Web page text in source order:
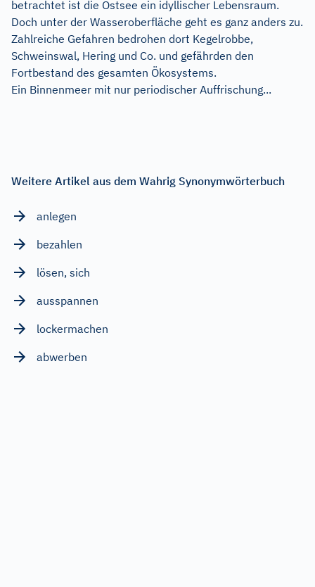
betrachtet ist die Ostsee ein idyllischer Lebensraum.
Doch unter der Wasseroberfläche geht es ganz anders zu.
Zahlreiche Gefahren bedrohen dort Kegelrobbe,
Schweinswal, Hering und Co. und gefährden den
Fortbestand des gesamten Ökosystems.
Ein Binnenmeer mit nur periodischer Auffrischung...
Weitere Artikel aus dem Wahrig Synonymwörterbuch
anlegen
bezahlen
lösen, sich
ausspannen
lockermachen
abwerben